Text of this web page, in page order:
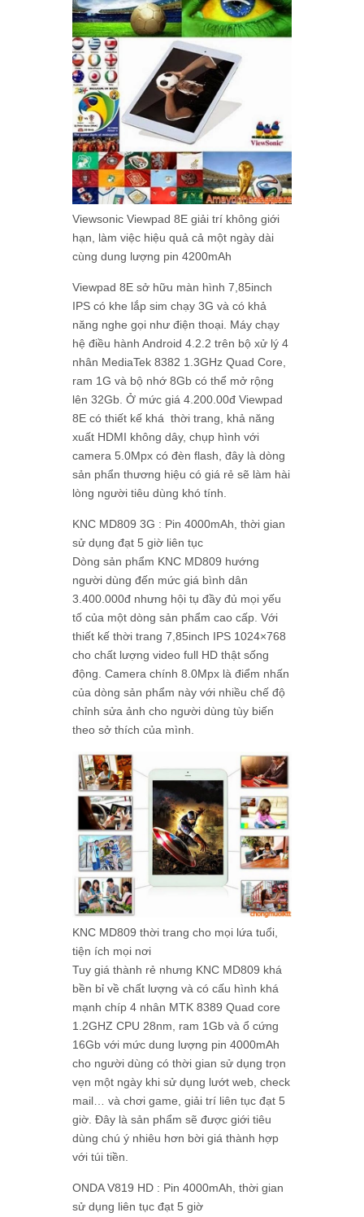
Viewsonic Viewpad 8E giải trí không giới
hạn, làm việc hiệu quả cả một ngày dài
cùng dung lượng pin 4200mAh
Viewpad 8E sở hữu màn hình 7,85inch
IPS có khe lắp sim chạy 3G và có khả
năng nghe gọi như điện thoại. Máy chạy
hệ điều hành Android 4.2.2 trên bộ xử lý 4
nhân MediaTek 8382 1.3GHz Quad Core,
ram 1G và bộ nhớ 8Gb có thể mở rộng
lên 32Gb. Ở mức giá 4.200.00đ Viewpad
8E có thiết kế khá thời trang, khả năng
xuất HDMI không dây, chụp hình với
camera 5.0Mpx có đèn flash, đây là dòng
sản phẩn thương hiệu có giá rẻ sẽ làm hài
lòng người tiêu dùng khó tính.
KNC MD809 3G : Pin 4000mAh, thời gian
sử dụng đạt 5 giờ liên tục
Dòng sản phẩm KNC MD809 hướng
người dùng đến mức giá bình dân
3.400.000đ nhưng hội tụ đầy đủ mọi yếu
tố của một dòng sản phẩm cao cấp. Với
thiết kế thời trang 7,85inch IPS 1024×768
cho chất lượng video full HD thật sống
động. Camera chính 8.0Mpx là điểm nhấn
của dòng sản phẩm này với nhiều chế độ
chỉnh sửa ảnh cho người dùng tùy biến
theo sở thích của mình.
KNC MD809 thời trang cho mọi lứa tuổi,
tiện ích mọi nơi
Tuy giá thành rẻ nhưng KNC MD809 khá
bền bỉ về chất lượng và có cấu hình khá
mạnh chíp 4 nhân MTK 8389 Quad core
1.2GHZ CPU 28nm, ram 1Gb và ổ cứng
16Gb với mức dung lượng pin 4000mAh
cho người dùng có thời gian sử dụng trọn
vẹn một ngày khi sử dụng lướt web, check
mail… và chơi game, giải trí liên tục đạt 5
giờ. Đây là sản phẩm sẽ được giới tiêu
dùng chú ý nhiêu hơn bời giá thành hợp
với túi tiền.
ONDA V819 HD : Pin 4000mAh, thời gian
sử dụng liên tục đạt 5 giờ